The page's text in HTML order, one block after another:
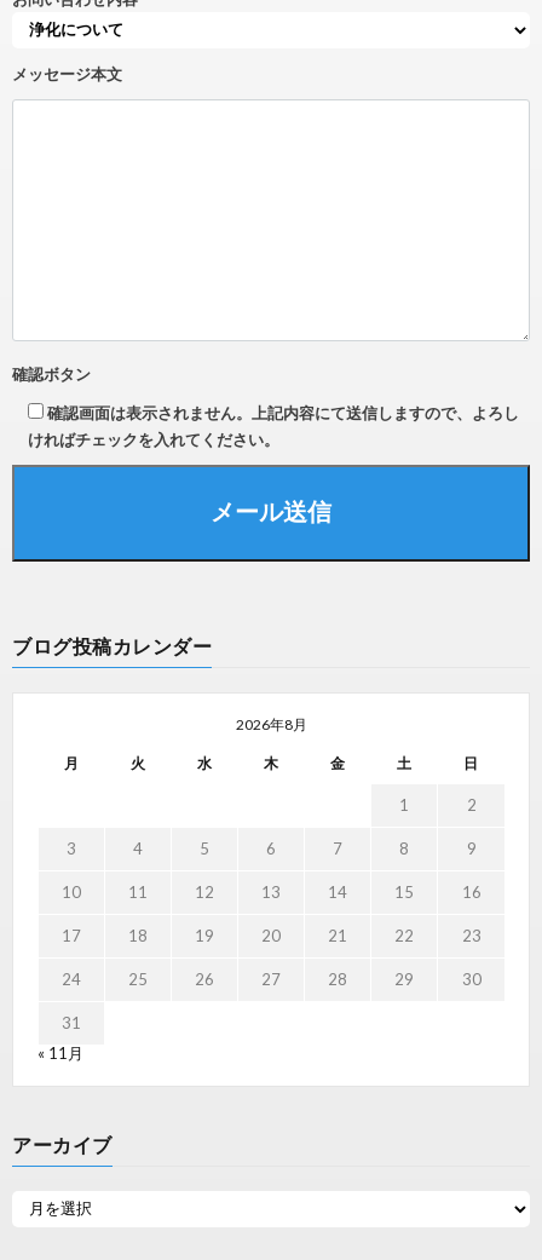
メッセージ本文
確認ボタン
確認画面は表示されません。上記内容にて送信しますので、よろし
ければチェックを入れてください。
ブログ投稿カレンダー
2026年8月
月 火 水 木 金 土 日
1 2
3 4 5 6 7 8 9
10 11 12 13 14 15 16
17 18 19 20 21 22 23
24 25 26 27 28 29 30
31
« 11月
アーカイブ